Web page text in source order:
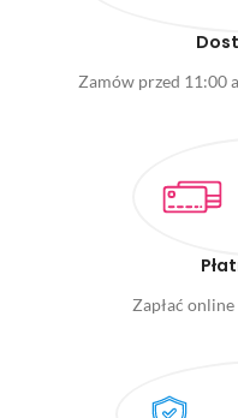
Zamów przed 11:00
Zapłać